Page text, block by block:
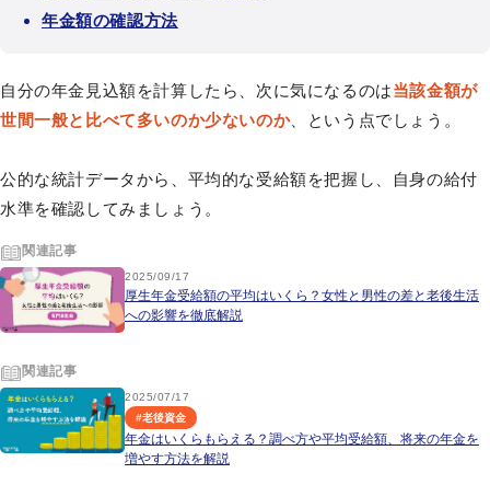
年金額の確認方法
自分の年金見込額を計算したら、次に気になるのは当該金額が
世間一般と比べて多いのか少ないのか、という点でしょう。
公的な統計データから、平均的な受給額を把握し、自身の給付
水準を確認してみましょう。
関連記事
2025/09/17
厚生年金受給額の平均はいくら？女性と男性の差と老後生活
への影響を徹底解説
関連記事
2025/07/17
#老後資金
年金はいくらもらえる？調べ方や平均受給額、将来の年金を
増やす方法を解説